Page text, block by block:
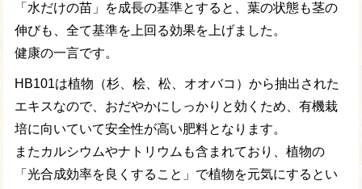
「水だけの苗」を成長の基準とすると、葉の状態も茎の
伸びも、全て基準を上回る効果を上げました。
健康の一言です。
HB101は植物（杉、桧、松、オオバコ）から抽出された
エキスなので、おだやかにしっかりと効くため、有機栽
培に向いていて安全性が高い肥料となります。
またカルシウムやナトリウムも含まれており、植物の
「光合成効率を良くすること」で植物を元気にするとい